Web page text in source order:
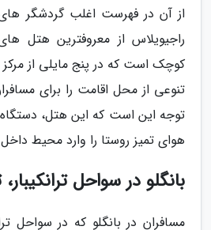
از آن در فهرست اغلب گردشگر
راجیویلاس از معروفترین هتل
کوچک است که در پنج مایلی از
تنوعی از محل اقامت را برای
توجه این است که این هتل، دستگاه
هوای تمیز روستا را وارد محیط
بانگلو در سواحل
مسافران در بانگلو که در سواحل